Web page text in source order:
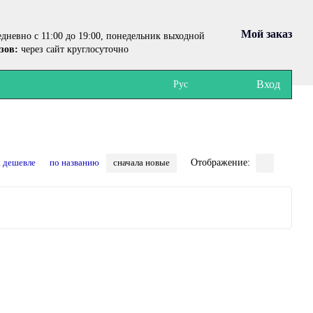
с 11:00 до 19:00, понедельник выходной
через сайт круглосуточно
Мой заказ
Рус Вход
дешевле по названию сначала новые Отображение: